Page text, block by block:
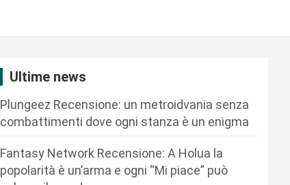
Ultime news
Plungeez Recensione: un metroidvania senza
combattimenti dove ogni stanza è un enigma
Fantasy Network Recensione: A Holua la
popolarità è un’arma e ogni “Mi piace” può